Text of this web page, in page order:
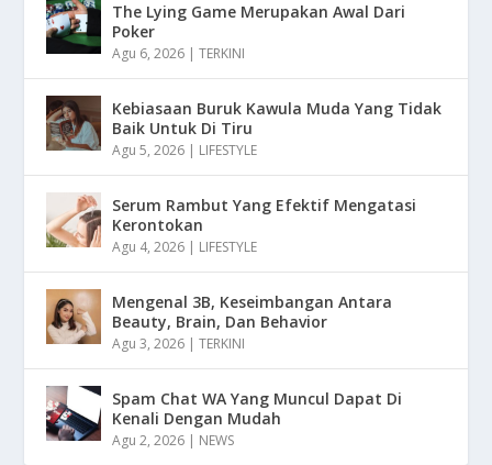
The Lying Game Merupakan Awal Dari
Poker
Agu 6, 2026 |TERKINI
Kebiasaan Buruk Kawula Muda Yang Tidak
Baik Untuk Di Tiru
Agu 5, 2026 | LIFESTYLE
Serum Rambut Yang Efektif Mengatasi
Kerontokan
Agu 4, 2026 | LIFESTYLE
Mengenal 3B, Keseimbangan Antara
Beauty, Brain, Dan Behavior
Agu 3, 2026 |TERKINI
Spam Chat WA Yang Muncul Dapat Di
Kenali Dengan Mudah
Agu 2, 2026 | NEWS